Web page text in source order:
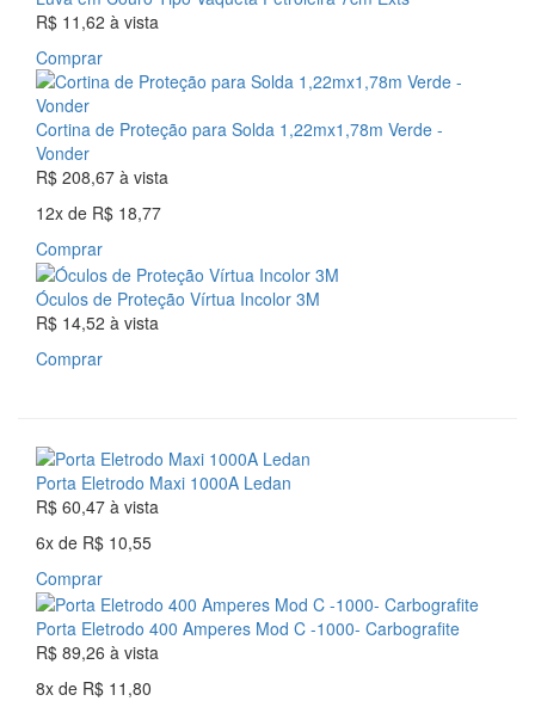
R$ 11,62 à vista
Comprar
Cortina de Proteção para Solda 1,22mx1,78m Verde -
Vonder
R$ 208,67 à vista
12x de R$ 18,77
Comprar
Óculos de Proteção Vírtua Incolor 3M
R$ 14,52 à vista
Comprar
Porta Eletrodo Maxi 1000A Ledan
R$ 60,47 à vista
6x de R$ 10,55
Comprar
Porta Eletrodo 400 Amperes Mod C -1000- Carbografite
R$ 89,26 à vista
8x de R$ 11,80